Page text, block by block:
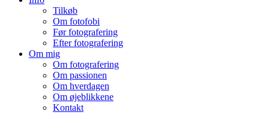
Tilkøb
Om fotofobi
Før fotografering
Efter fotografering
Om mig
Om fotografering
Om passionen
Om hverdagen
Om øjeblikkene
Kontakt